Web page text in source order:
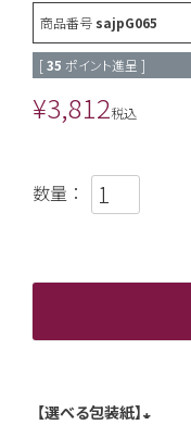
商品番号 sajpG065
[35 ポイント進呈 ]
¥3,812税込
【選べる包装紙】